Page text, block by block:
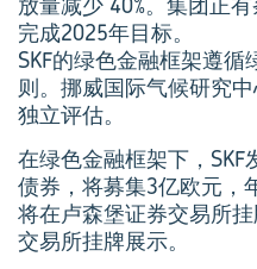
完成2025年目标。
SKF的绿色金融框架遵
则。挪威国际气候研究中
独立评估。
在绿色金融框架下，
债券，将募集3亿欧元，
将在卢森堡证券交易所
交易所挂牌展示。